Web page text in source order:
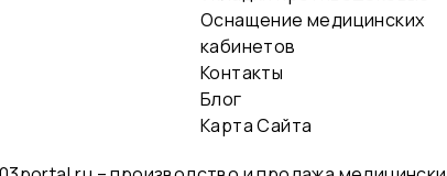
Оснащение медицинских
кабинетов
Контакты
Блог
Карта Сайта